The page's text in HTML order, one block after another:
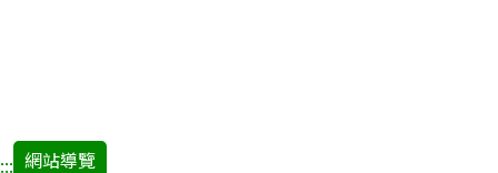
::: 網站導覽